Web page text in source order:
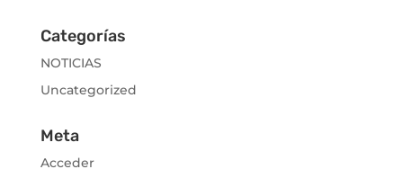
Categorías
NOTICIAS
Uncategorized
Meta
Acceder